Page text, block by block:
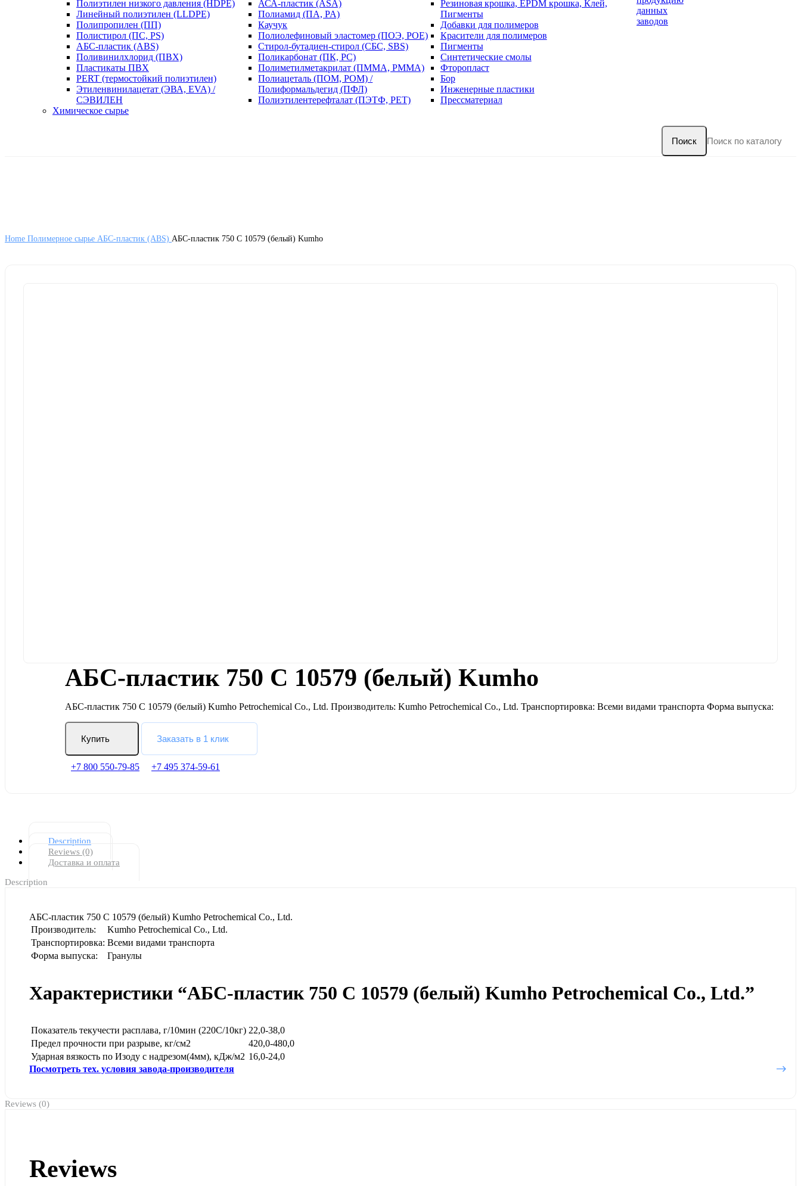
Полиэтилен низкого давления (HDPE)
Линейный полиэтилен (LLDPE)
Полипропилен (ПП)
Полистирол (ПС, PS)
АБС-пластик (ABS)
Поливинилхлорид (ПВХ)
Пластикаты ПВХ
PERT (термостойкий полиэтилен)
Этиленвинилацетат (ЭВА, EVA) /
СЭВИЛЕН
АСА-пластик (ASA)
Полиамид (ПА, PA)
Каучук
Полиолефиновый эластомер (ПОЭ, POE)
Стирол-бутадиен-стирол (СБС, SBS)
Поликарбонат (ПК, PC)
Полиметилметакрилат (ПММА, PMMA)
Полиацеталь (ПОМ, POM) /
Полиформальдегид (ПФЛ)
Полиэтилентерефталат (ПЭТФ, PET)
Резиновая крошка, EPDM крошка, Клей,
Пигменты
Добавки для полимеров
Красители для полимеров
Пигменты
Синтетические смолы
Фторопласт
Бор
Инженерные пластики
Прессматериал
Химическое сырье
данных
заводов
Поиск
Home Полимерное сырье АБС-пластик (ABS) АБС-пластик 750 С 10579 (белый) Kumho
АБС-пластик 750 С 10579 (белый) Kumho
АБС-пластик 750 С 10579 (белый) Kumho Petrochemical Co., Ltd. Производитель: Kumho Petrochemical Co., Ltd. Транспортировка: Всеми видами транспорта Форма выпуска:
Купить Заказать в 1 клик
+7 800 550-79-85 +7 495 374-59-61
Description
Reviews (0)
Доставка и оплата
Description
АБС-пластик 750 С 10579 (белый) Kumho Petrochemical Co., Ltd.
Производитель:
Kumho Petrochemical Co., Ltd.
Транспортировка: Всеми видами транспорта
Форма выпуска:
Гранулы
Характеристики “АБС-пластик 750 С 10579 (белый) Kumho Petrochemical Co., Ltd.”
Показатель текучести расплава, г/10мин (220С/10кг) 22,0-38,0
Предел прочности при разрыве, кг/см2
420,0-480,0
Ударная вязкость по Изоду с надрезом(4мм), кДж/м2 16,0-24,0
Посмотреть тех. условия завода-производителя
Reviews (0)
Reviews